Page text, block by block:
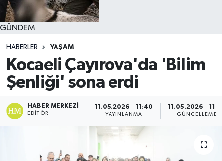
GÜNDEM
HABERLER YAŞAM
Kocaeli Çayırova'da 'Bilim
Şenliği' sona erdi
HABER MERKEZI
EDITÖR
11.05.2026 - 11:40
YAYINLANMA
11.05.2026 -
GÜNCELLEME
SPOR
MAGAZİN
YAŞAM
Süper Lig Puan Durumu ve Fikstür
Tüm Manşetler
Son Dakika Haberleri
Haber Arşivi